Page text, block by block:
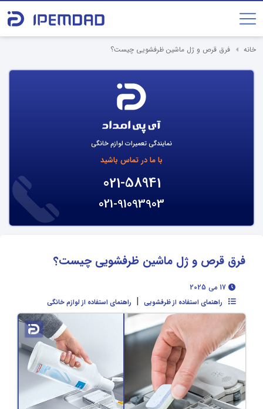
خانه فرق قرص و ژل ماشین ظرفشویی چیست؟
نمایندگی تعمیرات لوازم خانگی
با ما در تماس باشید
021-58941
021-91093903
فرق قرص و ژل ماشین ظرفشویی چیست؟
راهنمای استفاده از ظرفشویی | راهنمای استفاده از لوازم خانگی